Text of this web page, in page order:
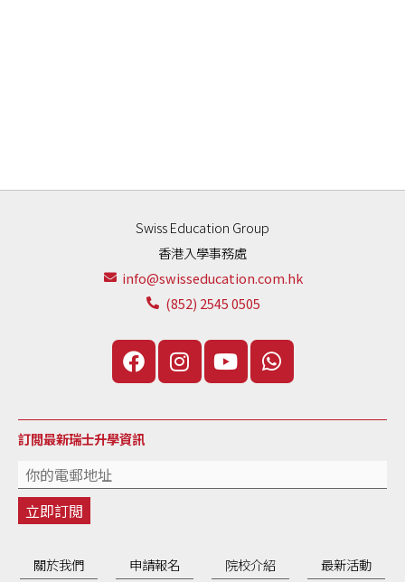
Swiss Education Group
香港入學事務處
info@swisseducation.com.hk
(852) 2545 0505
訂閲最新瑞士升學資訊
關於我們 申請報名 院校介紹 最新活動